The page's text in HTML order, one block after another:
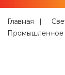
Главная
Промышленное